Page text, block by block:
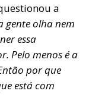
a
gente olha nem
essa
Pelo menos é a
por que
está com